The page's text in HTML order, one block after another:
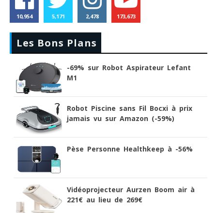
10,954 5,171 2,478 173,673
Les Bons Plans
-69% sur Robot Aspirateur Lefant
M1
Robot Piscine sans Fil Bocxi à prix
jamais vu sur Amazon (-59%)
Pèse Personne Healthkeep à -56%
Vidéoprojecteur Aurzen Boom air à
221€ au lieu de 269€